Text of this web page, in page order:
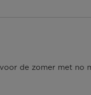
de zomer met no